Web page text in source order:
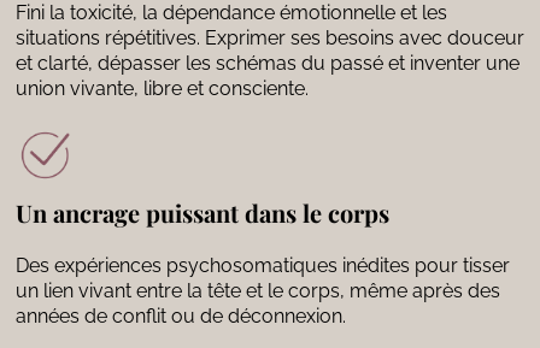
Fini la toxicité, la dépendance émotionnelle et les
situations répétitives. Exprimer ses besoins avec douceur
et clarté, dépasser les schémas du passé et inventer une
union vivante, libre et consciente.
Un ancrage puissant dans le corps
Des expériences psychosomatiques inédites pour tisser
un lien vivant entre la tête et le corps, même après des
années de conflit ou de déconnexion.